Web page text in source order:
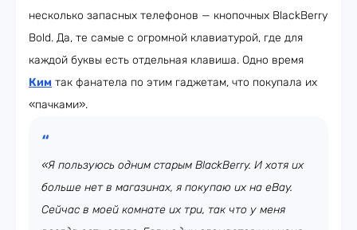
несколько запасных телефонов — кнопочных BlackBerry
Bold. Да, те самые с огромной клавиатурой, где для
каждой буквы есть отдельная клавиша. Одно время
Ким так фанатела по этим гаджетам, что покупала их
«пачками».
«Я пользуюсь одним старым BlackBerry. И хотя их
больше нет в магазинах, я покупаю их на eBay.
Сейчас в моей комнате их три, так что у меня